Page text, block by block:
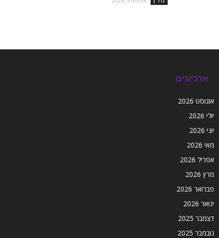
ארכיונים
אוגוסט 2026
יולי 2026
יוני 2026
מאי 2026
אפריל 2026
מרץ 2026
פברואר 2026
ינואר 2026
דצמבר 2025
נובמבר 2025